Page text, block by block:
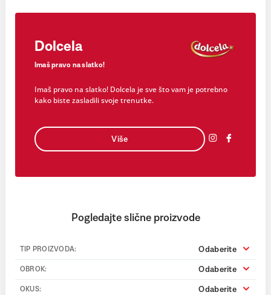
Dolcela
Imaš pravo na slatko!
Imaš pravo na slatko! Dolcela je sve što vam je potrebno
kako biste zasladili svoje trenutke.
Više
Pogledajte slične proizvode
TIP PROIZVODA: Odaberite
OBROK: Odaberite
OKUS: Odaberite